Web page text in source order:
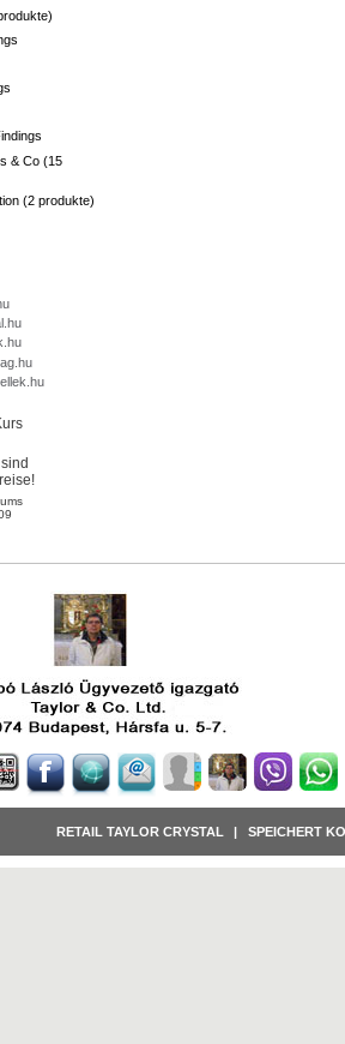
& Co (15
(2 produkte)
RETAIL TAYLOR CRYSTAL SPEICHERT